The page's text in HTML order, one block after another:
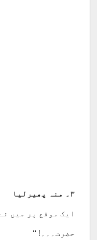
۳۔ منہ پھیرلیا
ایک موقع پر میں
حضرت۔۔۔! ‘‘